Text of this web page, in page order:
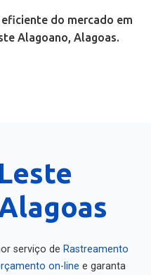
do mercado em
Alagoano, Alagoas.
serviço de Rastreamento
on-line e garanta